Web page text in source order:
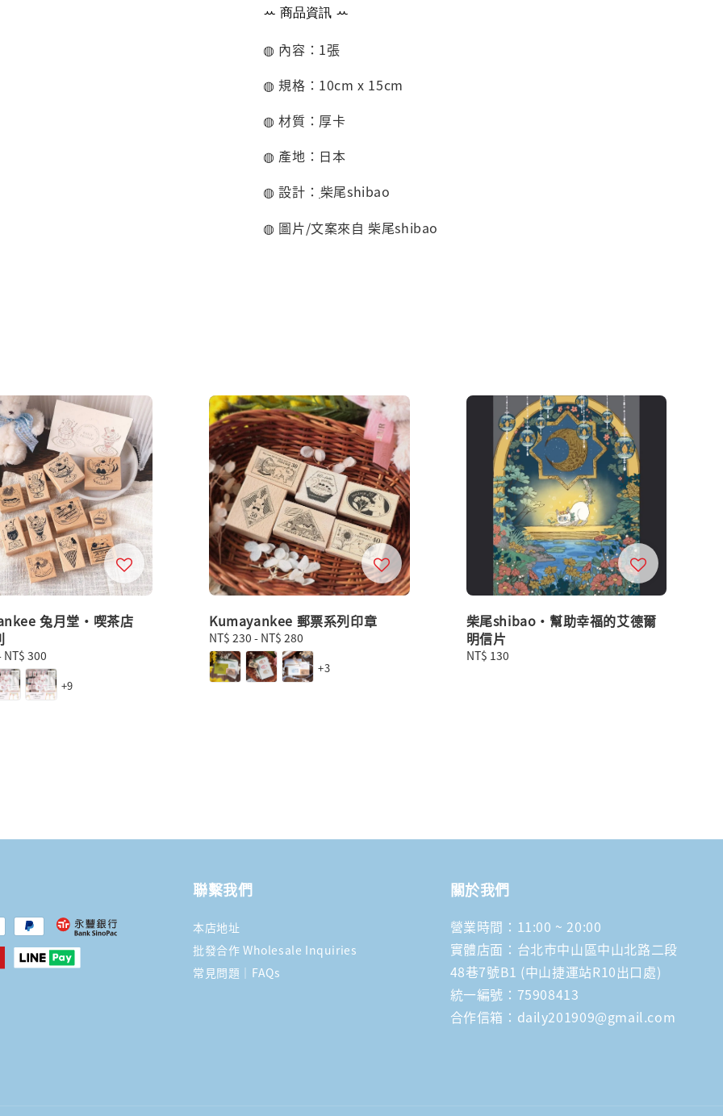
ꕀ商品資訊 ꕀ
◍ 內容：1張
◍ 規格：10cm x 15cm
◍ 材質：厚卡
◍ 產地：日本
◍ 設計： 柴尾shibao
◍ 圖片/文案來自柴尾shibao
兔月堂・喫茶店
NT$ 300
+9
Kumayankee 郵票系列印章
Regular
price
NT$ 230 - NT$ 280
+3
柴尾shibao・幫助幸福的艾德爾
明信片
Regular
NT$ 130
聯繫我們
本店地址
批發合作 Wholesale Inquiries
常見問題｜FAQs
關於我們
營業時間：11:00 ~ 20:00
實體店面：台北市中山區中山北路二段
48巷7號B1 (中山捷運站R10出口處)
統一編號：75908413
合作信箱：daily201909@gmail.com